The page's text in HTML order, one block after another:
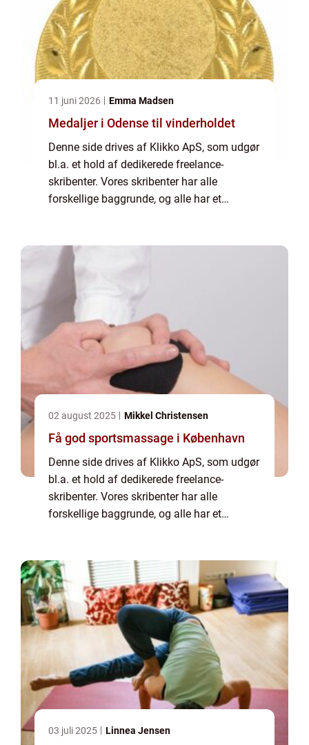
11 juni 2026 Emma Madsen
Medaljer i Odense til vinderholdet
Denne side drives af Klikko ApS, som udgør
bl.a. et hold af dedikerede freelance-
skribenter. Vores skribenter har alle
forskellige baggrunde, og alle har et
bl...
02 august 2025 Mikkel Christensen
Få god sportsmassage i København
Denne side drives af Klikko ApS, som udgør
bl.a. et hold af dedikerede freelance-
skribenter. Vores skribenter har alle
forskellige baggrunde, og alle har et
bl...
03 juli 2025 Linnea Jensen